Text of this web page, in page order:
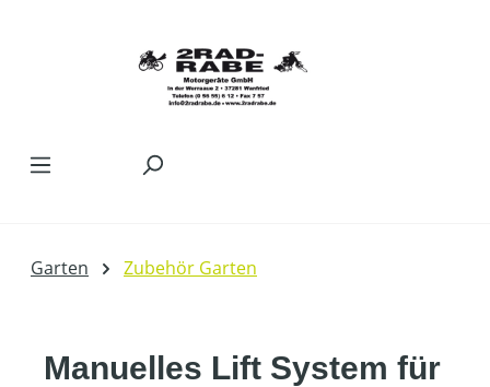
Garten Zubehör Garten
Manuelles Lift System für